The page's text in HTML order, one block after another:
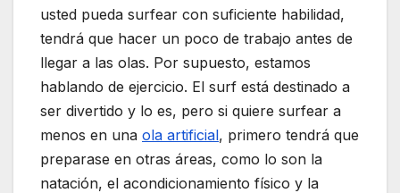
usted pueda surfear con suficiente habilidad,
tendrá que hacer un poco de trabajo antes de
llegar a las olas. Por supuesto, estamos
hablando de ejercicio. El surf está destinado a
ser divertido y lo es, pero si quiere surfear a
menos en una ola artificial, primero tendrá que
preparase en otras áreas, como lo son la
natación, el acondicionamiento físico y la